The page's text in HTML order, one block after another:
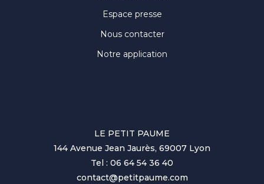
Espace presse
Nous contacter
Notre application
LE PETIT PAUME
144 Avenue Jean Jaurès, 69007 Lyon
Tel : 06 64 54 36 40
contact@petitpaume.com